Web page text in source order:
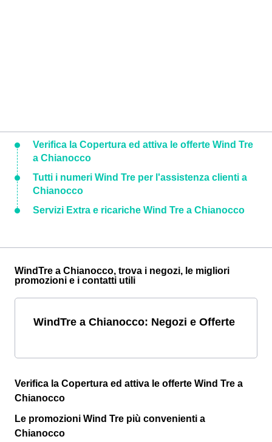
Verifica la Copertura ed attiva le offerte Wind Tre
a Chianocco
Tutti i numeri Wind Tre per l'assistenza clienti a
Chianocco
Servizi Extra e ricariche Wind Tre a Chianocco
WindTre a Chianocco, trova i negozi, le migliori
promozioni e i contatti utili
WindTre a Chianocco: Negozi e Offerte
Verifica la Copertura ed attiva le offerte Wind Tre a
Chianocco
Le promozioni Wind Tre più convenienti a
Chianocco